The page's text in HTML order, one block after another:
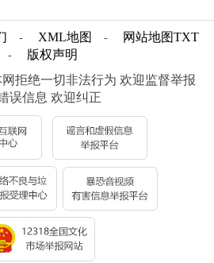
- XML地图 - 网站地图TXT
-
版权声明
网拒绝一切非法行为 欢迎监督举报
误信息 欢迎纠正